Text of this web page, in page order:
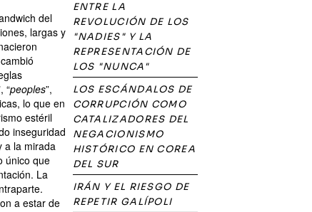
del
largas y
“peoples”,
lo que en
estéril
inseguridad
a la mirada
único que
La
a estar de
ENTRE LA
REVOLUCIÓN DE LOS
"NADIES" Y LA
REPRESENTACIÓN DE
LOS "NUNCA"
LOS ESCÁNDALOS DE
CORRUPCIÓN COMO
CATALIZADORES DEL
NEGACIONISMO
HISTÓRICO EN COREA
DEL SUR
IRÁN Y EL RIESGO DE
REPETIR GALÍPOLI